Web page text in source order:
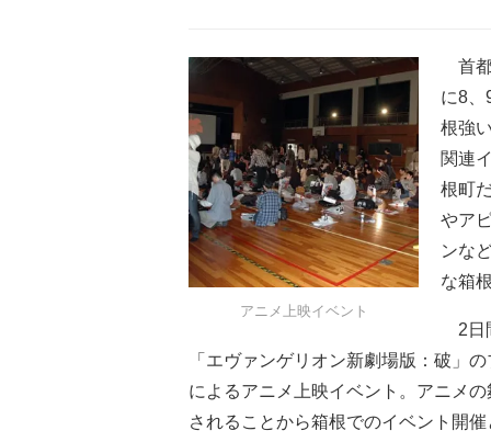
アニメ上映イベント
首都
に8、
根強
関連
根町
やア
ンな
な箱
2日
「エヴァンゲリオン新劇場版：破」
によるアニメ上映イベント。アニメ
されることから箱根でのイベント開